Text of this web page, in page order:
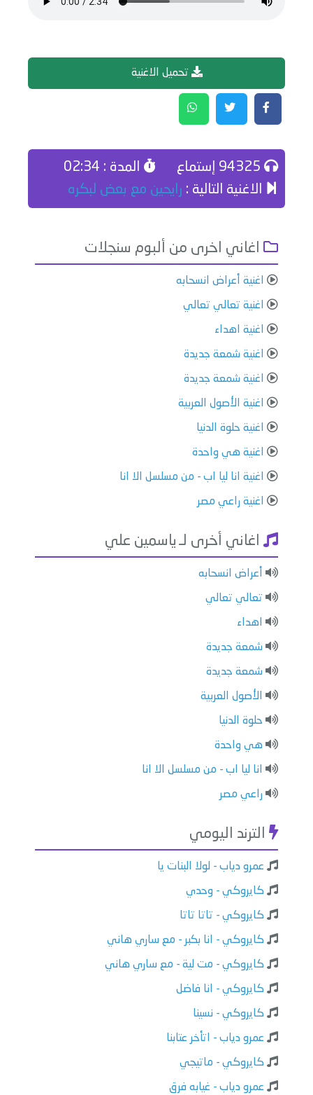
تحميل الاغنية
المدة : 02:34
الاغنية التالية : رايحين مع بعض لبكره
اغاني اخرى من ألبوم سنجلات
اغنية أعراض انسحابه
اغنية تعالي تعالي
اغنية اهداء
اغنية شمعة جديدة
اغنية شمعة جديدة
اغنية الأصول العربية
اغنية حلوة الدنيا
اغنية هي واحدة
اغنية انا ليا اب - من مسلسل الا انا
اغنية راعي مصر
اغاني أخرى لـ ياسمين علي
أعراض انسحابه
تعالي تعالي
اهداء
شمعة جديدة
شمعة جديدة
الأصول العربية
حلوة الدنيا
هي واحدة
انا ليا اب - من مسلسل الا انا
راعي مصر
الترند اليومي
عمرو دياب - لولا البنات يا
كايروكي - وحدي
كايروكي - تاتا تاتا
كايروكي - انا بكبر - مع ساري هاني
كايروكي - مت لية - مع ساري هاني
كايروكي - انا فاضل
كايروكي - نسينا
عمرو دياب - اتأخر عتابنا
كايروكي - ماتيجي
عمرو دياب - غيابه فرق